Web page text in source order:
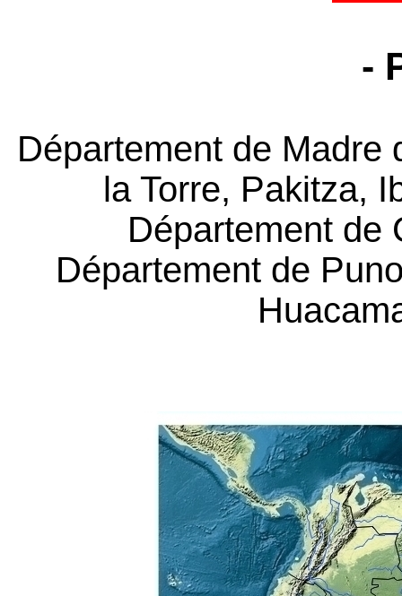
-
Département de Madre
la Torre, Pakitza,
Département de
Département de